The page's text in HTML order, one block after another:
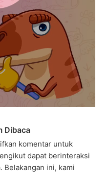
Dibaca
komentar untuk
dapat berinteraksi
Belakangan ini, kami